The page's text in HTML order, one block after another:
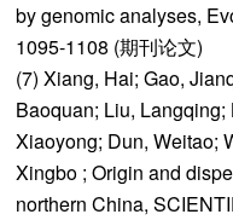
by genomic analyses,
1095-1108 (期刊论文)
(7) Xiang, Hai; Gao,
Baoquan; Liu,
Xiaoyong; Dun, Weitao;
Xingbo ; Origin and
northern China,